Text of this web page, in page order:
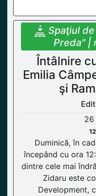
Spaţiul
Preda" |
Întâlnire
Emilia
şi
26
Duminică, în
începând cu ora
dintre cele mai
Zidaru este
Development,